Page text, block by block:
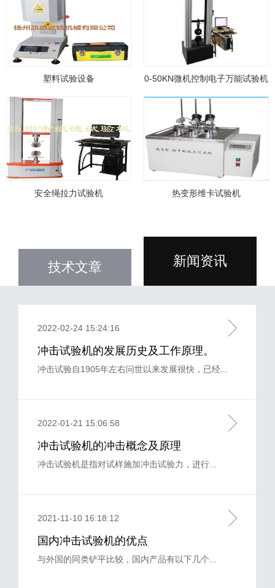
塑料试验设备 0-50KN微机控制电子万能试验机
安全绳拉力试验机 热变形维卡试验机
技术文章 新闻资讯
2022-02-24 15:24:16
冲击试验机的发展历史及工作原理。
冲击试验自1905年左右问世以来发展很快，已经...
2022-01-21 15:06:58
冲击试验机的冲击概念及原理
冲击试验机是指对试样施加冲击试验力，进行...
2021-11-10 16:18:12
国内冲击试验机的优点
与外国的同类铲平比较，国内产品有以下几个...